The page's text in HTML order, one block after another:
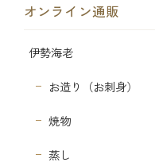
オンライン通販
伊勢海老
お造り（お刺身）
焼物
蒸し